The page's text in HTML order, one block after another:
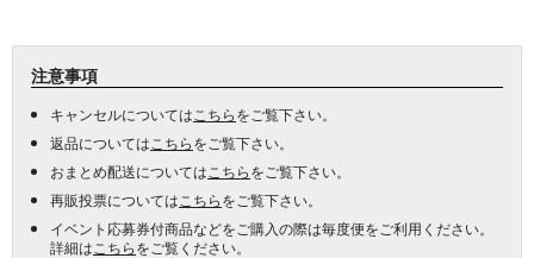
注意事項
キャンセルについては こちらをご覧下さい。
返品については こちらをご覧下さい。
おまとめ配送については こちらをご覧下さい。
再販投票については こちらをご覧下さい。
イベント応募券付商品などをご購入の際は毎度便をご利用ください。
詳細は こちらをご覧ください。